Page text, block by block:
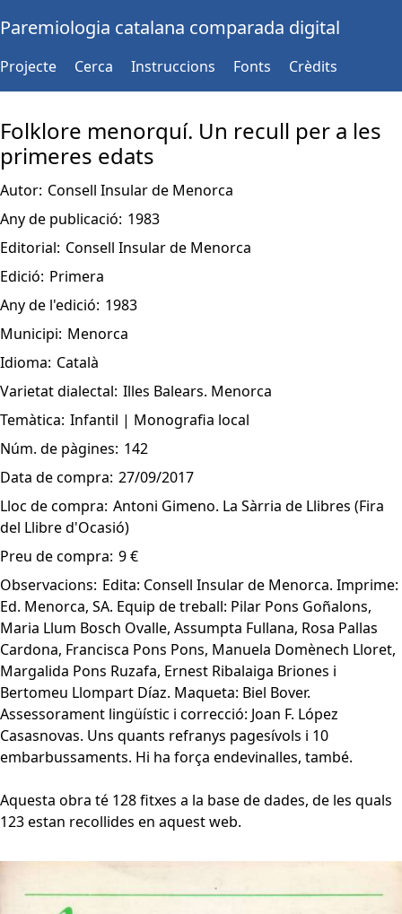
Paremiologia catalana comparada digital
Projecte Cerca Instruccions Fonts Crèdits
Folklore menorquí. Un recull per a les
primeres edats
Autor: Consell Insular de Menorca
Any de publicació: 1983
Editorial: Consell Insular de Menorca
Edició: Primera
Any de l'edició: 1983
Municipi: Menorca
Idioma: Català
Varietat dialectal: Illes Balears. Menorca
Temàtica: Infantil | Monografia local
Núm. de pàgines: 142
Data de compra: 27/09/2017
Lloc de compra: Antoni Gimeno. La Sàrria de Llibres (Fira
del Llibre d'Ocasió)
Preu de compra: 9 €
Observacions: Edita: Consell Insular de Menorca. Imprime:
Ed. Menorca, SA. Equip de treball: Pilar Pons Goñalons,
Maria Llum Bosch Ovalle, Assumpta Fullana, Rosa Pallas
Cardona, Francisca Pons Pons, Manuela Domènech Lloret,
Margalida Pons Ruzafa, Ernest Ribalaiga Briones i
Bertomeu Llompart Díaz. Maqueta: Biel Bover.
Assessorament lingüístic i correcció: Joan F. López
Casasnovas. Uns quants refranys pagesívols i 10
embarbussaments. Hi ha força endevinalles, també.
Aquesta obra té 128 fitxes a la base de dades, de les quals
123 estan recollides en aquest web.